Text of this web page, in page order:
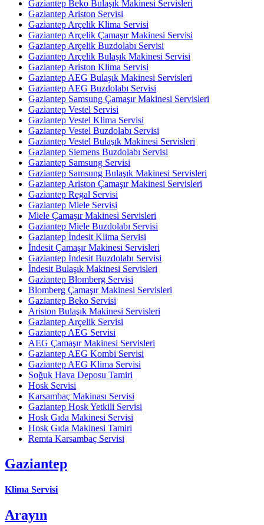
Gaziantep Beko Bulaşık Makinesi Servisleri
Gaziantep Ariston Servisi
Gaziantep Arçelik Klima Servisi
Gaziantep Arçelik Çamaşır Makinesi Servisi
Gaziantep Arçelik Buzdolabı Servisi
Gaziantep Arçelik Bulaşık Makinesi Servisi
Gaziantep Ariston Klima Servisi
Gaziantep AEG Bulaşık Makinesi Servisleri
Gaziantep AEG Buzdolabı Servisi
Gaziantep Samsung Çamaşır Makinesi Servisleri
Gaziantep Vestel Servisi
Gaziantep Vestel Klima Servisi
Gaziantep Vestel Buzdolabı Servisi
Gaziantep Vestel Bulaşık Makinesi Servisleri
Gaziantep Siemens Buzdolabı Servisi
Gaziantep Samsung Servisi
Gaziantep Samsung Bulaşık Makinesi Servisleri
Gaziantep Ariston Çamaşır Makinesi Servisleri
Gaziantep Regal Servisi
Gaziantep Miele Servisi
Miele Çamaşır Makinesi Servisleri
Gaziantep Miele Buzdolabı Servisi
Gaziantep İndesit Klima Servisi
İndesit Çamaşır Makinesi Servisleri
Gaziantep İndesit Buzdolabı Servisi
İndesit Bulaşık Makinesi Servisleri
Gaziantep Blomberg Servisi
Blomberg Çamaşır Makinesi Servisleri
Gaziantep Beko Servisi
Ariston Bulaşık Makinesi Servisleri
Gaziantep Arçelik Servisi
Gaziantep AEG Servisi
AEG Çamaşır Makinesi Servisleri
Gaziantep AEG Kombi Servisi
Gaziantep AEG Klima Servisi
Soğuk Hava Deposu Tamiri
Hosk Servisi
Karsambaç Makinası Servisi
Gaziantep Hosk Yetkili Servisi
Hosk Gıda Makinesi Servisi
Hosk Gıda Makinesi Tamiri
Remta Karsambaç Servisi
Gaziantep
Klima Servisi
Arayın